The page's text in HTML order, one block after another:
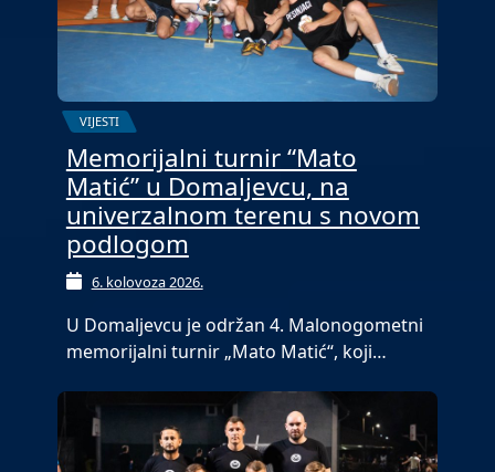
VIJESTI
Memorijalni turnir “Mato
Matić” u Domaljevcu, na
univerzalnom terenu s novom
podlogom
6. kolovoza 2026.
U Domaljevcu je održan 4. Malonogometni
memorijalni turnir „Mato Matić“, koji…